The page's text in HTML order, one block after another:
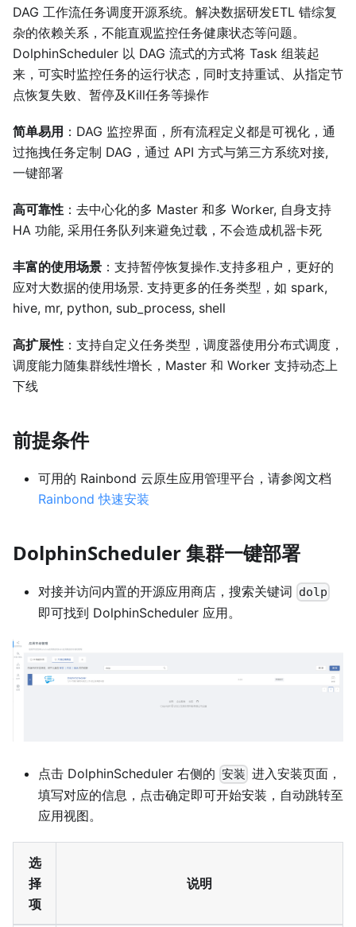
DAG 工作流任务调度开源系统。解决数据研发ETL 错综复
杂的依赖关系，不能直观监控任务健康状态等问题。
DolphinScheduler 以 DAG 流式的方式将 Task 组装起
来，可实时监控任务的运行状态，同时支持重试、从指定节
点恢复失败、暂停及Kill任务等操作
简单易用 ：DAG 监控界面，所有流程定义都是可视化，通
过拖拽任务定制 DAG，通过 API 方式与第三方系统对接,
一键部署
高可靠性 ：去中心化的多 Master 和多 Worker, 自身支持
HA 功能, 采用任务队列来避免过载，不会造成机器卡死
丰富的使用场景 ：支持暂停恢复操作.支持多租户，更好的
应对大数据的使用场景. 支持更多的任务类型，如 spark,
hive, mr, python, sub_process, shell
高扩展性 ：支持自定义任务类型，调度器使用分布式调度，
调度能力随集群线性增长，Master 和 Worker 支持动态上
下线
前提条件
可用的 Rainbond 云原生应用管理平台，请参阅文档
Rainbond 快速安装
DolphinScheduler 集群一键部署
对接并访问内置的开源应用商店，搜索关键词 dolp
即可找到 DolphinScheduler 应用。
点击 DolphinScheduler 右侧的 安装 进入安装页面，
填写对应的信息，点击确定即可开始安装，自动跳转至
应用视图。
选
择
项
说明